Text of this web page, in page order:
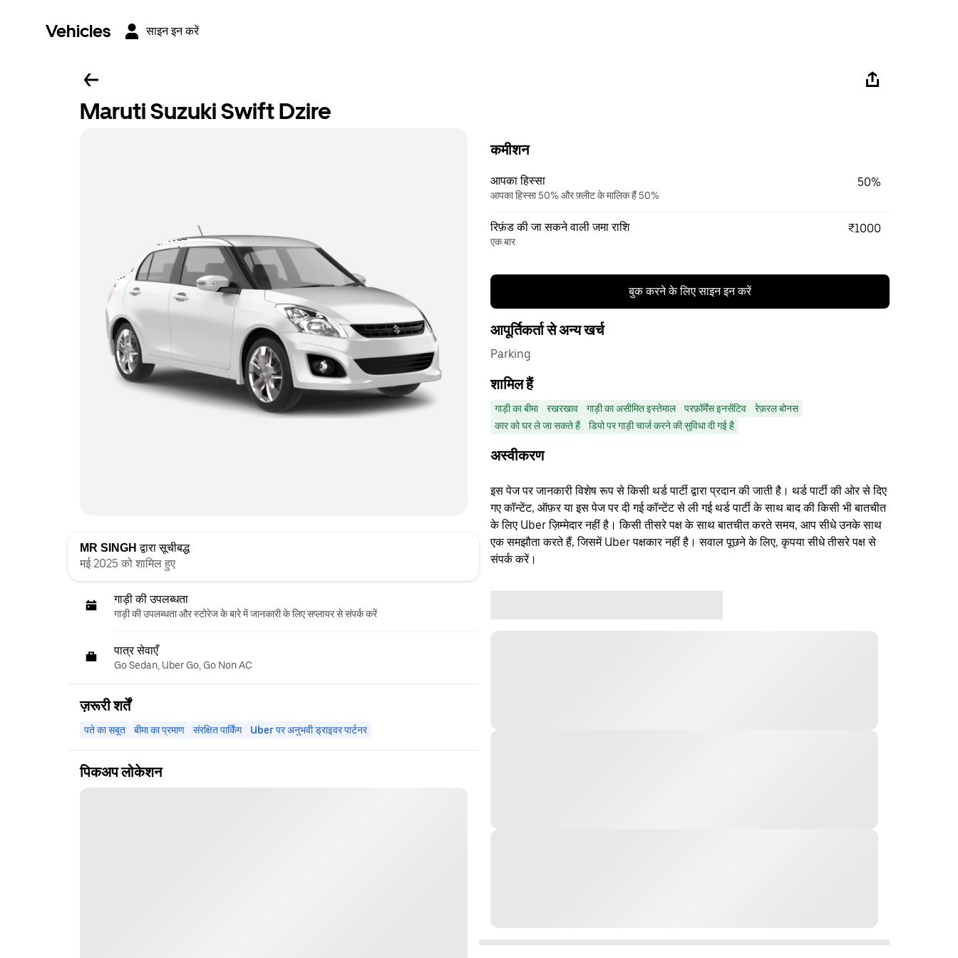
Vehicles साइन इन करें
Maruti Suzuki Swift Dzire
MR SINGH द्वारा सूचीबद्ध
मई 2025 को शामिल हुए
गाड़ी की उपलब्धता
गाड़ी की उपलब्धता और स्‍टोरेज के बारे में जानकारी के लिए सप्लायर से संपर्क करें
पात्र सेवाएँ
Go Sedan, Uber Go, Go Non AC
ज़रूरी शर्तें
पते का सबूत बीमा का प्रमाण संरक्षित पार्किंग Uber पर अनुभवी ड्राइवर पार्टनर
पिकअप लोकेशन
कमीशन
आपका हिस्सा
आपका हिस्सा 50% और फ़्लीट के मालिक हैं 50%
50%
रिफ़ंड की जा सकने वाली जमा राशि
एक बार
₹1000
बुक करने के लिए साइन इन करें
आपूर्तिकर्ता से अन्य खर्च
Parking
शामिल हैं
गाड़ी का बीमा रखरखाव गाड़ी का असीमित इस्तेमाल परफ़ॉर्मेंस इनसेंटिव
रेफ़रल बोनस
कार को घर ले जा सकते हैं
डिपो पर गाड़ी चार्ज करने की सुविधा दी गई है
अस्वीकरण
इस पेज पर जानकारी विशेष रूप से किसी थर्ड पार्टी द्वारा प्रदान की जाती है। थर्ड पार्टी की ओर से दिए
गए कॉन्टेंट, ऑफ़र या इस पेज पर दी गई कॉन्टेंट से ली गई थर्ड पार्टी के साथ बाद की किसी भी बातचीत
के लिए Uber ज़िम्मेदार नहीं है। किसी तीसरे पक्ष के साथ बातचीत करते समय, आप सीधे उनके साथ
एक समझौता करते हैं, जिसमें Uber पक्षकार नहीं है। सवाल पूछने के लिए, कृपया सीधे तीसरे पक्ष से
संपर्क करें।